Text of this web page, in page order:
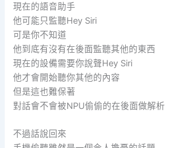
現在的語音助手
他可能只監聽Hey Siri
可是你不知道
他到底有沒有在後面監聽其他的東西
現在的設備需要你說聲Hey Siri
他才會開始聽你其他的內容
但是這也難保著
對話會不會被NPU偷偷的在後面做解析
不過話說回來